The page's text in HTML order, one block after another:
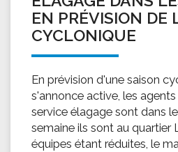
EN PRÉVISION DE
CYCLONIQUE
En prévision d'une saison
s'annonce active, les
service élagage sont dans
semaine ils sont au quartier
équipes étant réduites, le